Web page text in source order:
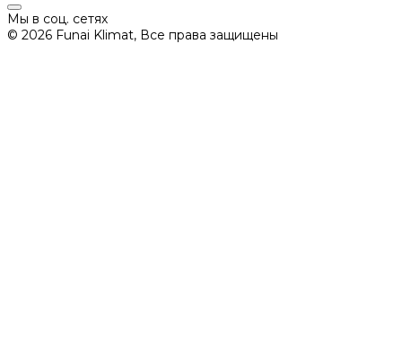
Мы в соц. сетях
© 2026 Funai Klimat, Все права защищены